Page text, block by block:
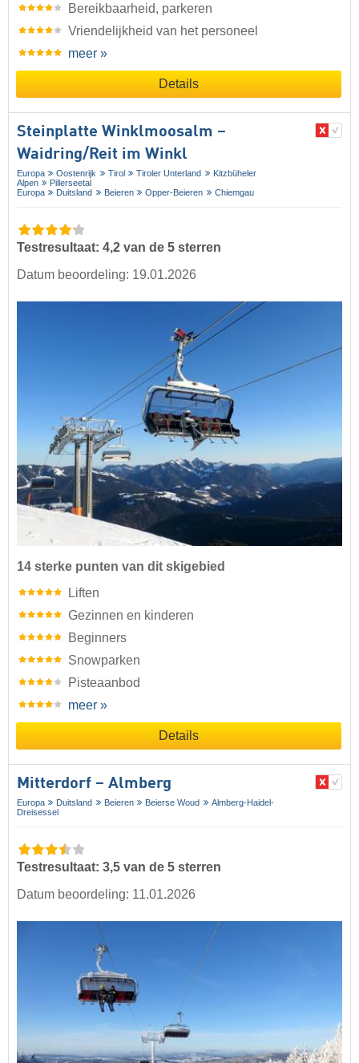
Bereikbaarheid, parkeren
Vriendelijkheid van het personeel
meer »
Details
Steinplatte Winklmoosalm –
Waidring/​Reit im Winkl
Europa Oostenrijk Tirol Tiroler Unterland
Kitzbüheler
Alpen
Pillerseetal
Europa
Duitsland Beieren Opper-Beieren Chiemgau
Testresultaat: 4,2 van de 5 sterren
Datum beoordeling: 19.01.2026
14 sterke punten van dit skigebied
Liften
Gezinnen en kinderen
Beginners
Snowparken
Pisteaanbod
meer »
Details
Mitterdorf – Almberg
Europa Duitsland Beieren Beierse Woud
Almberg-Haidel-
Dreisessel
Testresultaat: 3,5 van de 5 sterren
Datum beoordeling: 11.01.2026